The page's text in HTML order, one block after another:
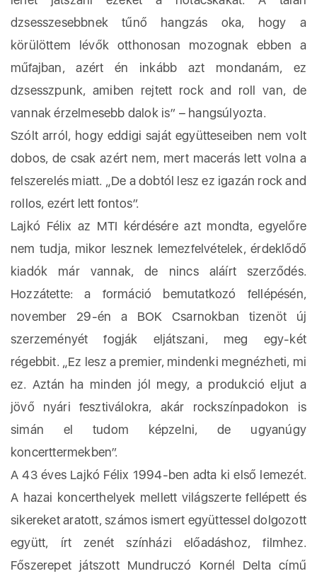
dzsesszesebbnek tűnő hangzás oka, hogy a
körülöttem lévők otthonosan mozognak ebben a
műfajban, azért én inkább azt mondanám, ez
dzsesszpunk, amiben rejtett rock and roll van, de
vannak érzelmesebb dalok is” – hangsúlyozta.
Szólt arról, hogy eddigi saját együtteseiben nem volt
dobos, de csak azért nem, mert macerás lett volna a
felszerelés miatt. „De a dobtól lesz ez igazán rock and
rollos, ezért lett fontos”.
Lajkó Félix az MTI kérdésére azt mondta, egyelőre
nem tudja, mikor lesznek lemezfelvételek, érdeklődő
kiadók már vannak, de nincs aláírt szerződés.
Hozzátette: a formáció bemutatkozó fellépésén,
november 29-én a BOK Csarnokban tizenöt új
szerzeményét fogják eljátszani, meg egy-két
régebbit. „Ez lesz a premier, mindenki megnézheti, mi
ez. Aztán ha minden jól megy, a produkció eljut a
jövő nyári fesztiválokra, akár rockszínpadokon is
simán el tudom képzelni, de ugyanúgy
koncerttermekben”.
A 43 éves Lajkó Félix 1994-ben adta ki első lemezét.
A hazai koncerthelyek mellett világszerte fellépett és
sikereket aratott, számos ismert együttessel dolgozott
együtt, írt zenét színházi előadáshoz, filmhez.
Főszerepet játszott Mundruczó Kornél Delta című